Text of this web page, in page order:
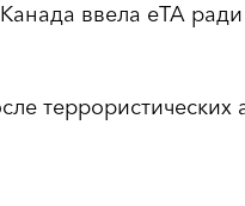
ввела eTA ради
террористических